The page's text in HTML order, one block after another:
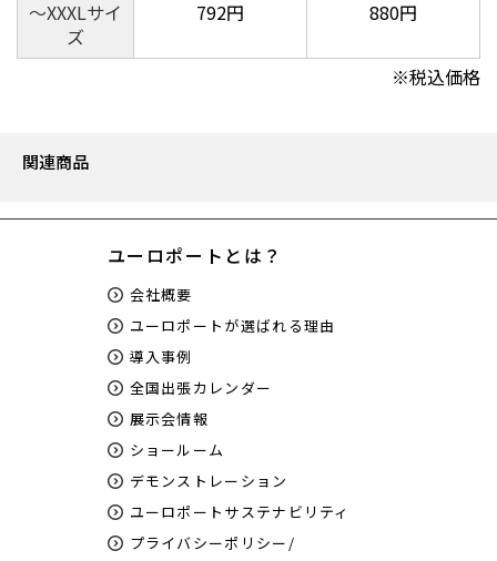
～XXXLサイ
ズ
792円 880円
※税込価格
関連商品
ユーロポートとは？
会社概要
ユーロポートが選ばれる理由
導入事例
全国出張カレンダー
展示会情報
ショールーム
デモンストレーション
ユーロポートサステナビリティ
プライバシーポリシー/